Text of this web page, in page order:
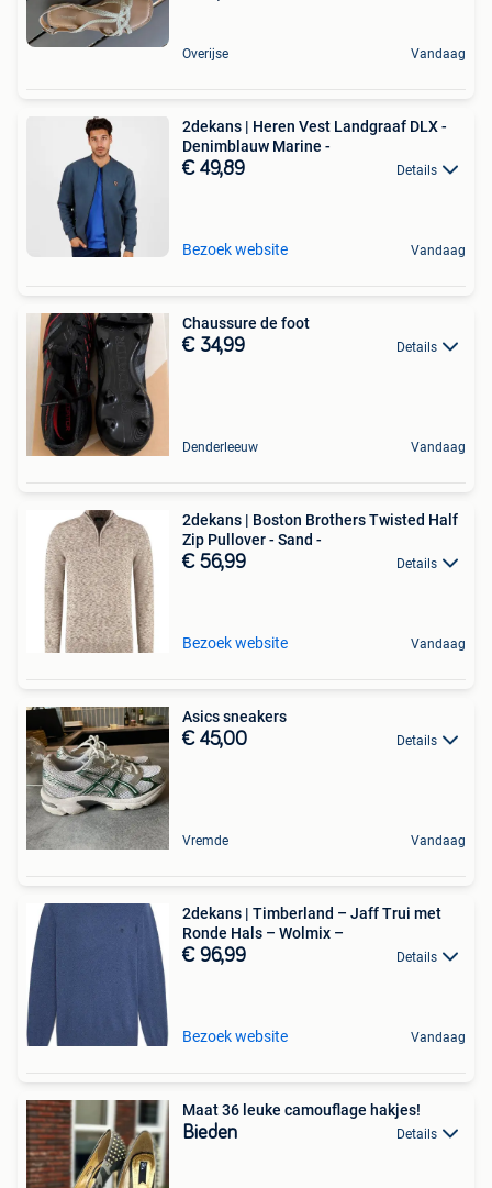
Overijse Vandaag
2dekans | Heren Vest Landgraaf DLX -
Denimblauw Marine -
€ 49,89 Details
Bezoek website Vandaag
Chaussure de foot
€ 34,99 Details
Denderleeuw Vandaag
2dekans | Boston Brothers Twisted Half
Zip Pullover - Sand -
€ 56,99 Details
Bezoek website Vandaag
Asics sneakers
€ 45,00 Details
Vremde Vandaag
2dekans | Timberland – Jaff Trui met
Ronde Hals – Wolmix –
€ 96,99 Details
Bezoek website Vandaag
Maat 36 leuke camouflage hakjes!
Bieden Details